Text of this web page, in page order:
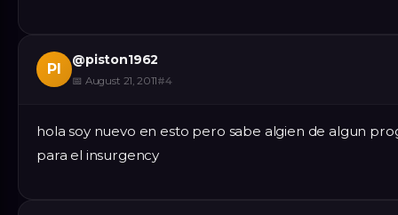
PI
@piston1962
📅 August 21, 2011#4
hola soy nuevo en esto pero sabe algien de algun
para el insurgency